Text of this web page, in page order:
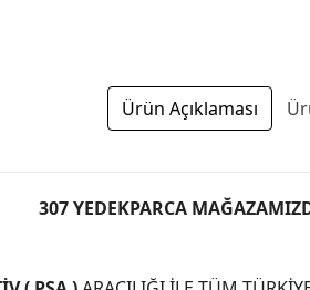
Ürün Açıklaması
307 YEDEKPARCA